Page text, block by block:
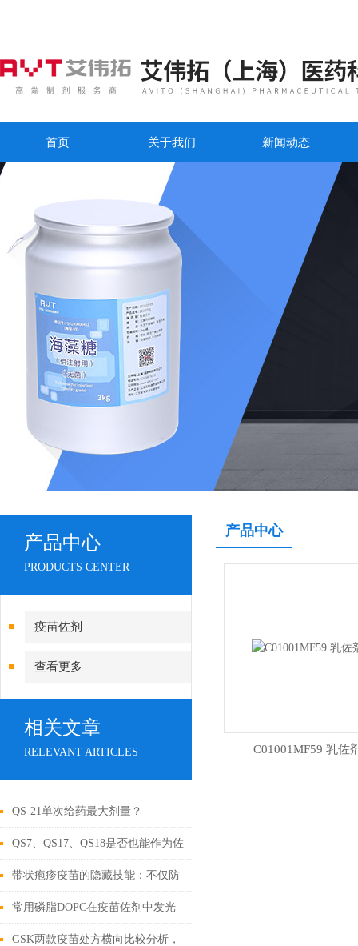
首页 关于我们 新闻动态
产品中心
PRODUCTS CENTER
疫苗佐剂
查看更多
相关文章
RELEVANT ARTICLES
QS-21单次给药最大剂量？
QS7、QS17、QS18是否也能作为佐
剂成分？
带状疱疹疫苗的隐藏技能：不仅防
疱疹，还能护大脑、降痴呆风险！
常用磷脂DOPC在疫苗佐剂中发光
发热，中美双报
GSK两款疫苗处方横向比较分析，
产品中心
C01001MF59 乳佐